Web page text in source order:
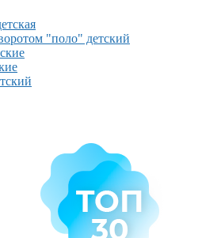
"поло" детский